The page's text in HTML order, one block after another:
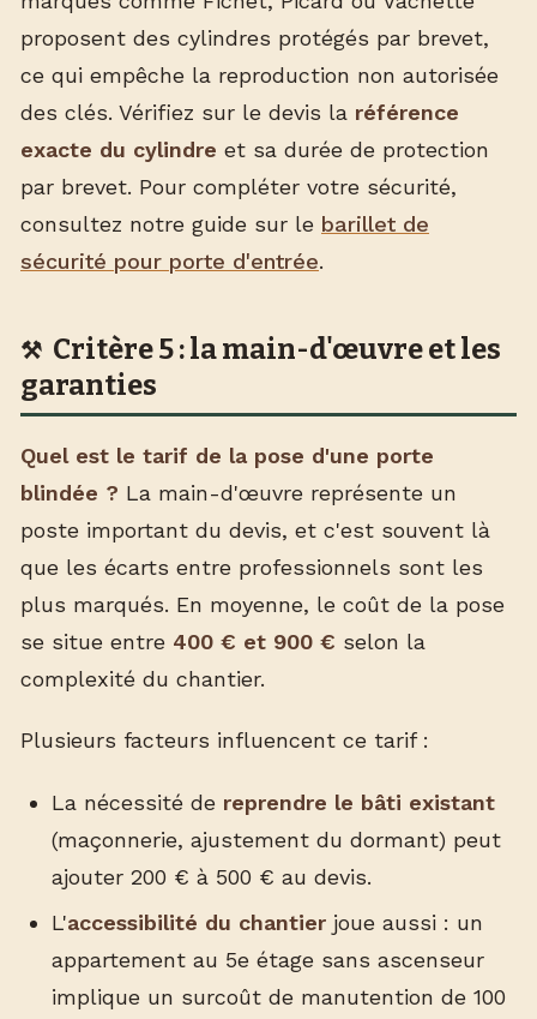
proposent des cylindres protégés par brevet,
ce qui empêche la reproduction non autorisée
des clés. Vérifiez sur le devis la référence
exacte du cylindre et sa durée de protection
par brevet. Pour compléter votre sécurité,
consultez notre guide sur le barillet de
sécurité pour porte d'entrée.
Critère 5 : la main-d'œuvre et les
garanties
Quel est le tarif de la pose d'une porte
blindée ? La main-d'œuvre représente un
poste important du devis, et c'est souvent là
que les écarts entre professionnels sont les
plus marqués. En moyenne, le coût de la pose
se situe entre 400 € et 900 € selon la
complexité du chantier.
Plusieurs facteurs influencent ce tarif :
La nécessité de reprendre le bâti existant
(maçonnerie, ajustement du dormant) peut
ajouter 200 € à 500 € au devis.
L'accessibilité du chantierjoue aussi : un
appartement au 5e étage sans ascenseur
implique un surcoût de manutention de 100